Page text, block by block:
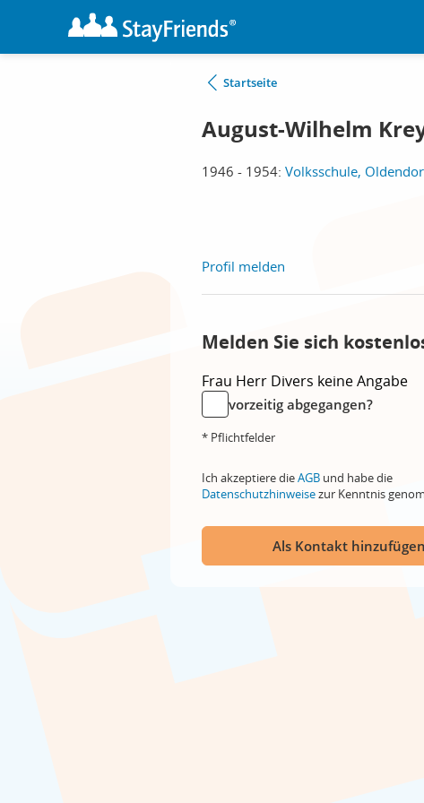
Startseite
August-Wilhelm
1946 - 1954: Volksschule,
Profil melden
Melden Sie sich
Frau Herr Divers keine Angabe
vorzeitig abgegangen?
* Pflichtfelder
Ich akzeptiere dieAGB und habe die
Datenschutzhinweisezur Kenntnis
Als Kontakt hinzufügen